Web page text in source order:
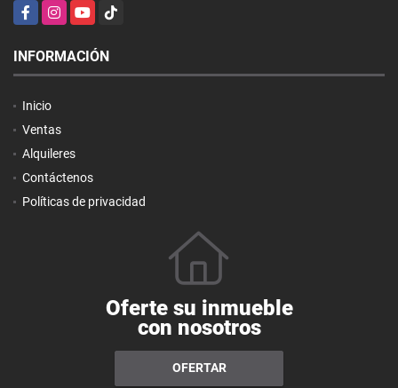
FacebookInstagramYouTubeTikTok
INFORMACIÓN
Inicio
Ventas
Alquileres
Contáctenos
Políticas de privacidad
Oferte su inmueble
con nosotros
OFERTAR